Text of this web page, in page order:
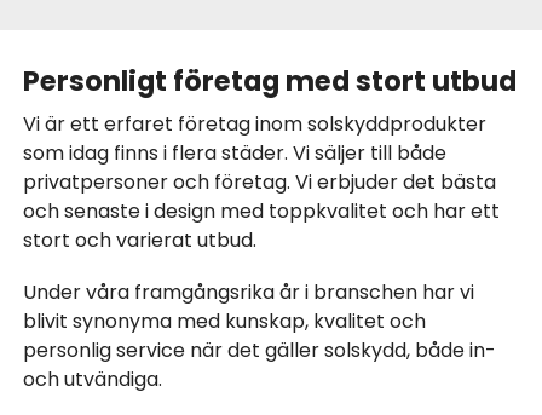
Personligt företag med stort utbud
Vi är ett erfaret företag inom solskyddprodukter
som idag finns i flera städer. Vi säljer till både
privatpersoner och företag. Vi erbjuder det bästa
och senaste i design med toppkvalitet och har ett
stort och varierat utbud.
Under våra framgångsrika år i branschen har vi
blivit synonyma med kunskap, kvalitet och
personlig service när det gäller solskydd, både in-
och utvändiga.